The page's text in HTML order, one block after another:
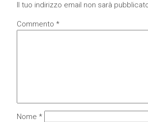
Il tuo indirizzo email non sarà
Commento *
Nome *